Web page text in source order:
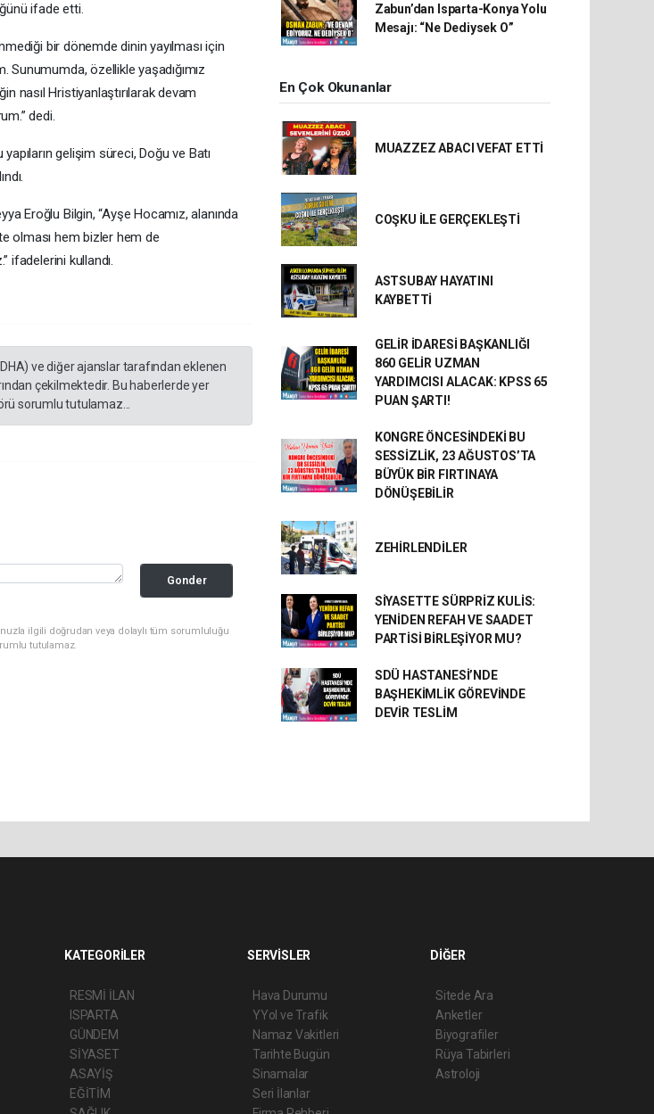
ifade etti.
bir dönemde dinin yayılması için
özellikle yaşadığımız
nasıl Hristiyanlaştırılarak devam
dedi.
gelişim süreci, Doğu ve Batı
Eroğlu Bilgin, “Ayşe Hocamız, alanında
olması hem bizler hem de
ifadelerini kullandı.
ve diğer ajanslar tarafından eklenen
çekilmektedir. Bu haberlerde yer
sorumlu tutulamaz...
Gonder
ilgili doğrudan veya dolaylı tüm sorumluluğu
tutulamaz.
Zabun’dan Isparta-Konya Yolu
Mesajı: “Ne Dediysek O”
En Çok Okunanlar
MUAZZEZ ABACI VEFAT ETTİ
COŞKU İLE GERÇEKLEŞTİ
ASTSUBAY HAYATINI
KAYBETTİ
GELİR İDARESİ BAŞKANLIĞI
860 GELİR UZMAN
YARDIMCISI ALACAK: KPSS 65
PUAN ŞARTI!
KONGRE ÖNCESİNDEKİ BU
SESSİZLİK, 23 AĞUSTOS’TA
BÜYÜK BİR FIRTINAYA
DÖNÜŞEBİLİR
ZEHİRLENDİLER
SİYASETTE SÜRPRİZ KULİS:
YENİDEN REFAH VE SAADET
PARTİSİ BİRLEŞİYOR MU?
SDÜ HASTANESİ’NDE
BAŞHEKİMLİK GÖREVİNDE
DEVİR TESLİM
KATEGORİLER
RESMİ İLAN
ISPARTA
GÜNDEM
SİYASET
ASAYİŞ
EĞİTİM
SERVİSLER
Hava Durumu
YYol ve Trafik
Namaz Vakitleri
Tarihte Bugün
Sinamalar
Seri İlanlar
DİĞER
Sitede Ara
Anketler
Biyografiler
Rüya Tabirleri
Astroloji